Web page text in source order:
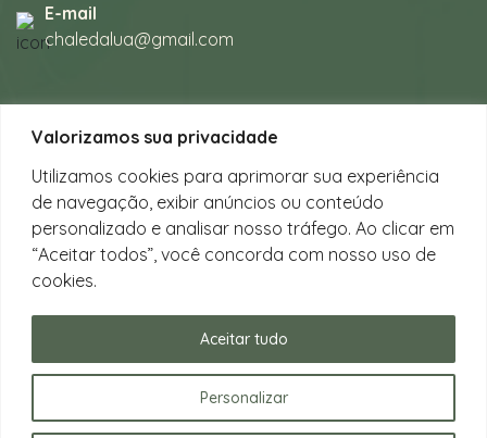
Valorizamos sua privacidade
Utilizamos cookies para aprimorar sua experiência
de navegação, exibir anúncios ou conteúdo
personalizado e analisar nosso tráfego. Ao clicar em
“Aceitar todos”, você concorda com nosso uso de
cookies.
Personalizar
Aceitar tudo
E-mail
chaledalua@gmail.com
na bela praia de Juquehy.
Instagram
@chalesdaluajuquehy
Facebook
Chalés da Lua Juquehy